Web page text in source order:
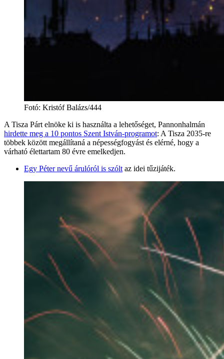
Fotó: Kristóf Balázs/444
A Tisza Párt elnöke ki is használta a lehetőséget, Pannonhalmán
hirdette meg a 10 pontos Szent István-programot: A Tisza 2035-re
többek között megállítaná a népességfogyást és elérné, hogy a
várható élettartam 80 évre emelkedjen.
Egy Péter nevű árulóról is szólt az idei tűzijáték.